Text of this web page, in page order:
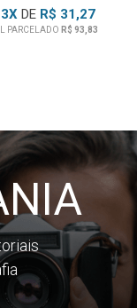
3X DE R$ 31,27
PARCELADO R$ 93,83